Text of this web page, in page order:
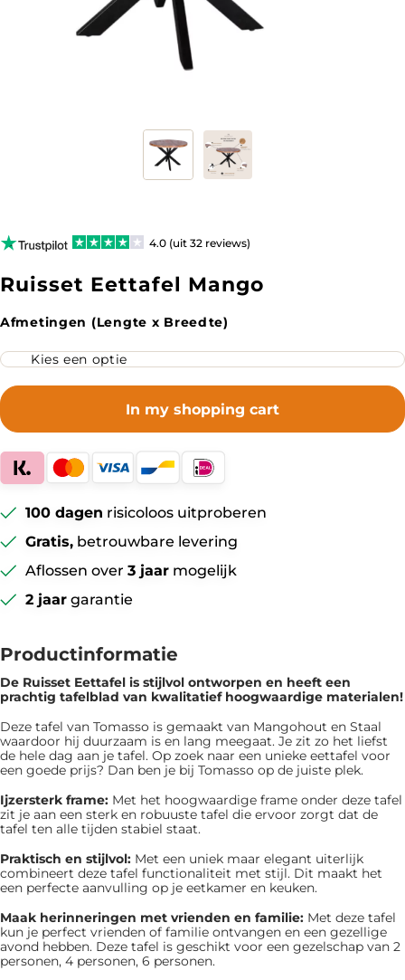
Productinformatie
De Ruisset Eettafel is ​​stijlvol ontworpen en heeft een
prachtig tafelblad van kwalitatief hoogwaardige materialen!
Deze tafel van Tomasso is gemaakt van Mangohout en Staal
waardoor hij duurzaam is en lang meegaat. Je zit zo het liefst
de hele dag aan je tafel. Op zoek naar een unieke eettafel voor
een goede prijs? Dan ben je bij Tomasso op de juiste plek.
Ijzersterk frame: Met het hoogwaardige frame onder deze tafel
zit je aan een sterk en robuuste tafel die ervoor zorgt dat de
tafel ten alle tijden stabiel staat.
Praktisch en stijlvol: Met een uniek maar elegant uiterlijk
combineert deze tafel functionaliteit met stijl. Dit maakt het
een perfecte aanvulling op je eetkamer en keuken.
Maak herinneringen met vrienden en familie: Met deze tafel
kun je perfect vrienden of familie ontvangen en een gezellige
avond hebben. Deze tafel is geschikt voor een gezelschap van 2
personen, 4 personen, 6 personen.
4.0 (uit 32 reviews)
Ruisset Eettafel Mango
Afmetingen (Lengte x Breedte)
In my shopping cart
100 dagen risicoloos uitproberen
Gratis, betrouwbare levering
Aflossen over 3 jaar mogelijk
2 jaargarantie